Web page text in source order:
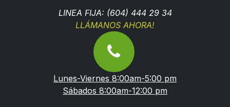
LINEA FIJA: (604) 444 29 34
LLÁMANOS AHORA!
Lunes-Viernes 8:00am-5:00 pm
Sábados 8:00am-12:00 pm